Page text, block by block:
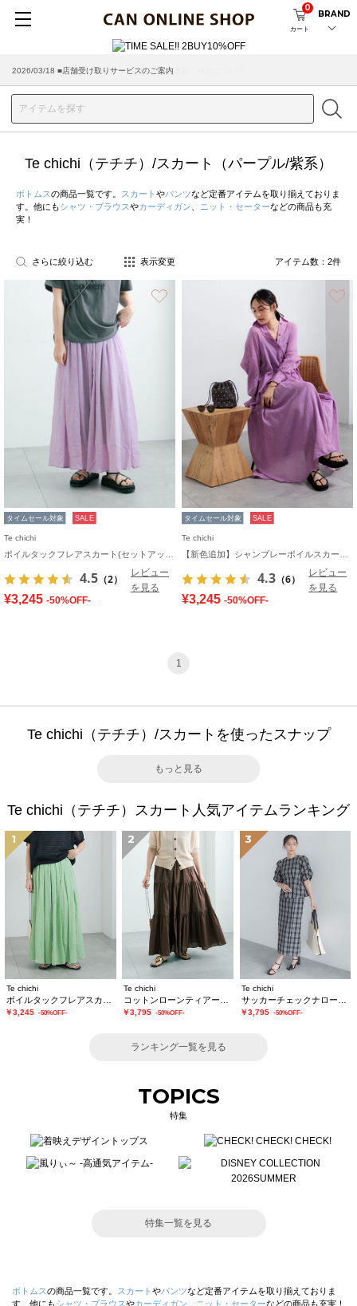
カート
0
BRAND
2026/03/18 ■店舗受け取りサービスのご案内
Te chichi（テチチ）/スカート（パープル/紫系）
ボトムスの商品一覧です。 スカート やパンツなど定番アイテムを取り揃えておりま
す。他にもシャツ・ブラウスやカーディガン ニット・セーターなどの商品も充
実！
さらに絞り込む 表示変更 アイテム数： 2件
タイムセール対象 SALE
Te chichi
4.5 （2）
レビュー
を見る
¥3,245 -50%OFF-
タイムセール対象 SALE
Te chichi
4.3 （6）
レビュー
を見る
¥3,245 -50%OFF-
1
Te chichi（テチチ）/スカートを使ったスナップ
もっと見る
Te chichi（テチチ）スカート人気アイテムランキング
1
Te chichi
￥3,245 -50%OFF-
2
Te chichi
￥3,795 -50%OFF-
3
Te chichi
￥3,795 -50%OFF-
ランキング一覧を見る
TOPICS
特集
特集一覧を見る
ボトムスの商品一覧です。 スカート やパンツなど定番アイテムを取り揃えておりま
す。他にもシャツ・ブラウスやカーディガン ニット・セーターなどの商品も充実！